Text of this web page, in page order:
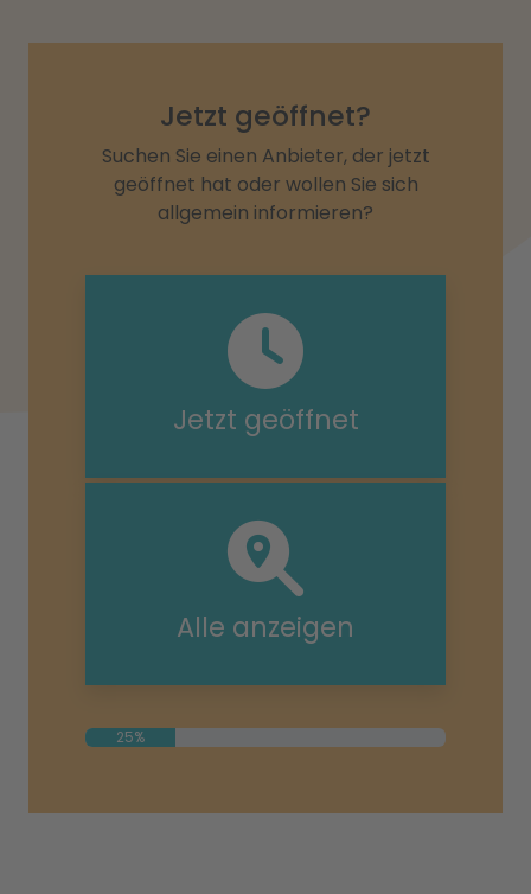
Jetzt geöffnet?
Suchen Sie einen Anbieter, der jetzt
geöffnet hat oder wollen Sie sich
allgemein informieren?
Jetzt geöffnet
Alle anzeigen
25%